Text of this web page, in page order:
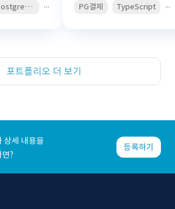
PostgreSQL ... PG결제 TypeScript ...
포트폴리오 더 보기
상세 내용을
?
등록하기